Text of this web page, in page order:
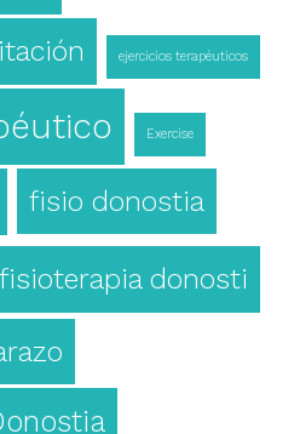
ejercicios terapéuticos
Exercise
fisio donostia
fisioterapia donosti